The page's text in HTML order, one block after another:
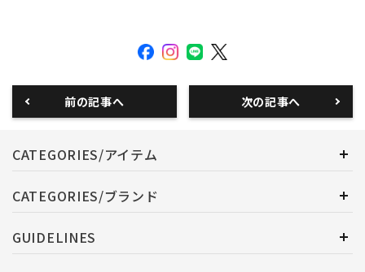
前の記事へ 次の記事へ
CATEGORIES/アイテム
CATEGORIES/ブランド
GUIDELINES